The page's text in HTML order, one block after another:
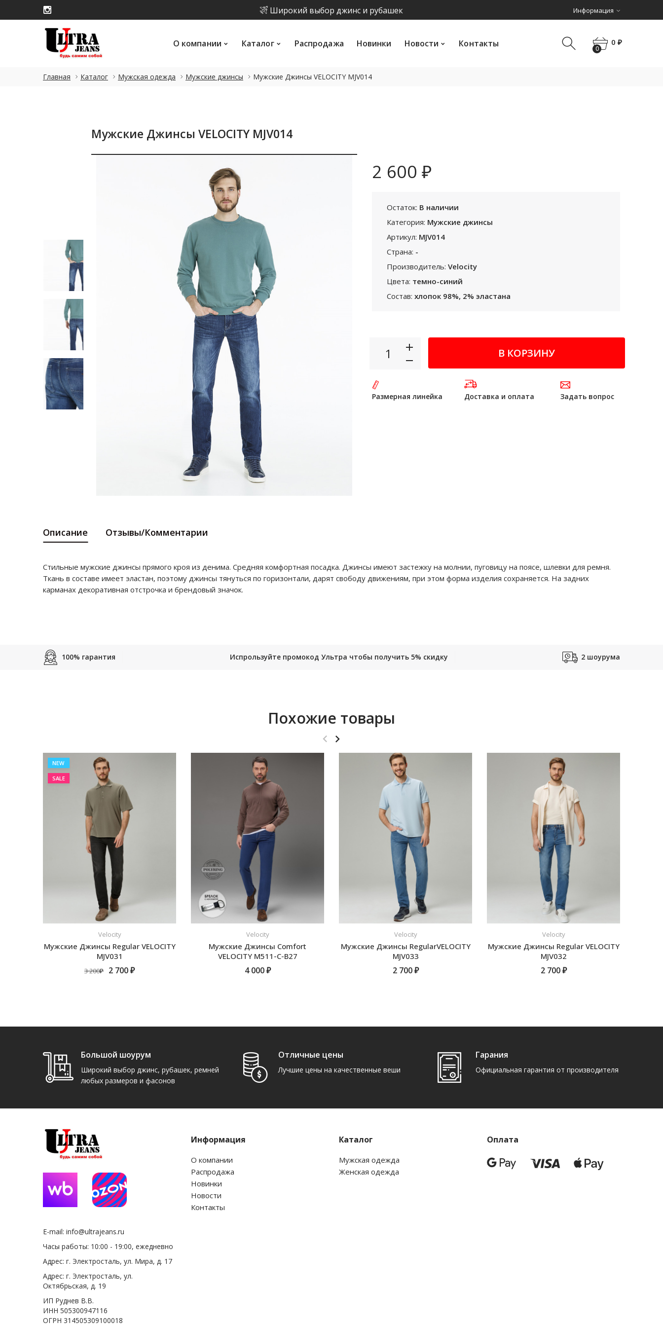
О компании Каталог Распродажа Новинки Новости Контакты
Широкий выбор джинс и рубашек
Скидка на летнюю коллекцию до 15%
Широкий выбор джинс и рубашек
Информация
О компании Каталог Распродажа Новинки Новости Контакты 0
0 ₽
Главная Каталог Мужская одежда Мужские джинсы Мужские Джинсы VELOCITY MJV014
Мужские Джинсы VELOCITY MJV014
2 600 ₽
Остаток: В наличии
Категория: Мужские джинсы
Артикул: MJV014
Страна: -
Производитель: Velocity
Цвета: темно-синий
Состав: хлопок 98%, 2% эластана
В КОРЗИНУ
Размерная линейка Доставка и оплата Задать вопрос
Описание Отзывы/Комментарии
Стильные мужские джинсы прямого кроя из денима. Средняя комфортная посадка. Джинсы имеют застежку на молнии, пуговицу на поясе, шлевки для ремня.
Ткань в составе имеет эластан, поэтому джинсы тянуться по горизонтали, дарят свободу движениям, при этом форма изделия сохраняется. На задних
карманах декоративная отстрочка и брендовый значок.
100% гарантия Испрользуйте промокод Ультра чтобы получить 5% скидку 2 шоурума
Похожие товары
NEW
SALE
Velocity
Мужские Джинсы Regular VELOCITY
MJV031
3 200₽ 2 700 ₽
Velocity
Мужские Джинсы Comfort
VELOCITY M511-C-B27
4 000 ₽
Velocity
Мужские Джинсы RegularVELOCITY
MJV033
2 700 ₽
Velocity
Мужские Джинсы Regular VELOCITY
MJV032
2 700 ₽
Большой шоурум
Широкий выбор джинс, рубашек, ремней
любых размеров и фасонов
Отличные цены
Лучшие цены на качественные веши
Гарания
Официальная гарантия от производителя
E-mail: info@ultrajeans.ru
Часы работы: 10:00 - 19:00, ежедневно
Адрес: г. Электросталь, ул. Мира, д. 17
Адрес: г. Электросталь, ул.
Октябрьская, д. 19
ИП Руднев В.В.
ИНН 505300947116
ОГРН 314505309100018
Информация
О компании
Распродажа
Новинки
Новости
Контакты
Каталог
Мужская одежда
Женская одежда
Оплата